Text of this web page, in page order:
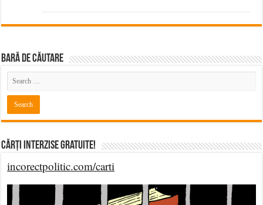
BARĂ DE CĂUTARE
Cărți Interzise Gratuite!
incorectpolitic.com/carti